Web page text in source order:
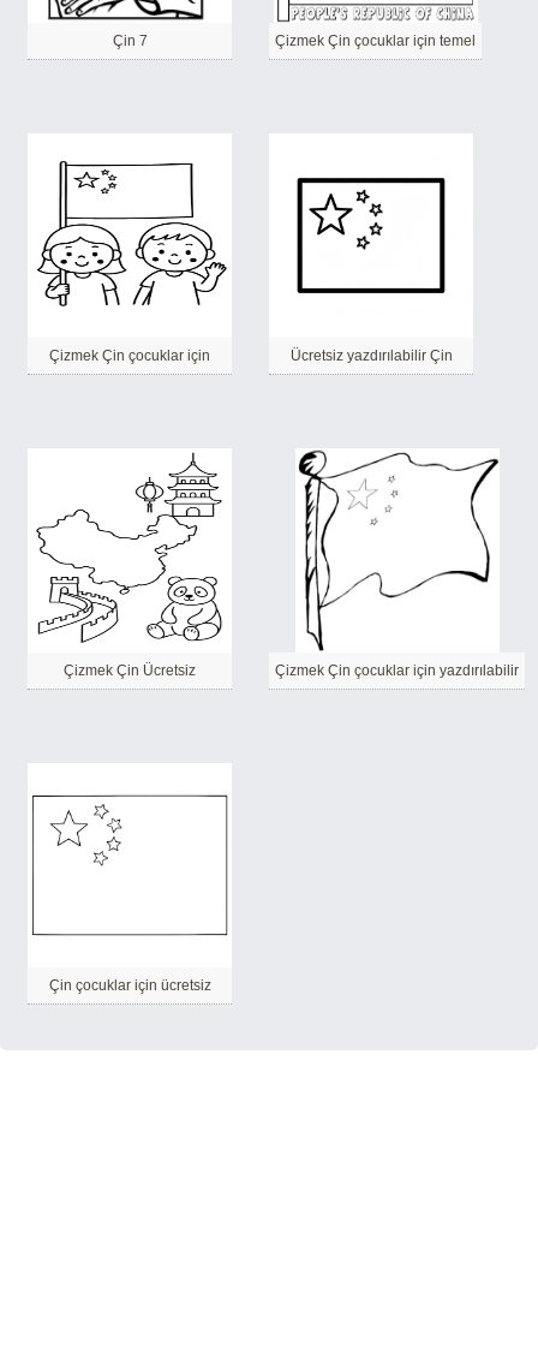
Çin 7 Çizmek Çin çocuklar için temel
Çizmek Çin çocuklar için Ücretsiz yazdırılabilir Çin
Çizmek Çin Ücretsiz Çizmek Çin çocuklar için yazdırılabilir
Çin çocuklar için ücretsiz